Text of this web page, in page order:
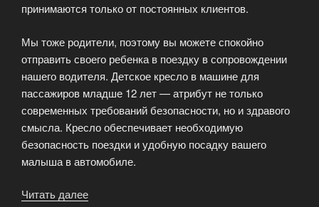
принимаются только от постоянных клиентов.
Мы тоже родители, поэтому вы можете спокойно
отправить своего ребенка в поездку в сопровождении
нашего водителя. Детское кресло в машине для
пассажиров младше 12 лет — атрибут не только
современных требований безопасности, но и здравого
смысла. Кресло обеспечивает необходимую
безопасность поездки и удобную посадку вашего
малыша в автомобиле.
Читать далее